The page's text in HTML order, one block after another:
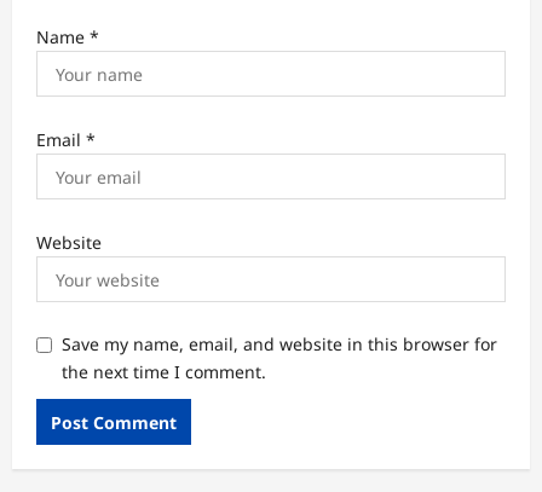
Name *
Email *
Website
Save my name, email, and website in this browser for
the next time I comment.